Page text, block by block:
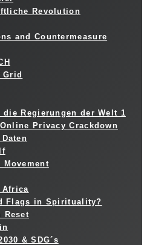
Revolution
and Countermeasure
Grid
Regierungen der Welt 1
Privacy Crackdown
Movement
Africa
Flags in Spirituality?
Reset
& SDG´s